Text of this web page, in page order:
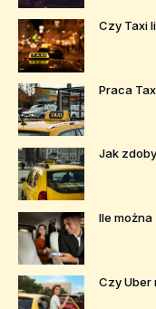
Czy Taxi
Praca
Jak
Ile
Czy Uber